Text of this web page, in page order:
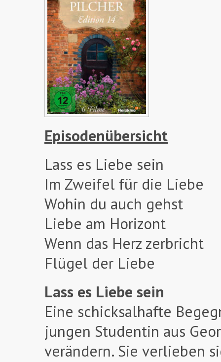
Episodenübersicht
Lass es Liebe sein
Im Zweifel für die Liebe
Wohin du auch gehst
Liebe am Horizont
Wenn das Herz zerbricht
Flügel der Liebe
Lass es Liebe sein
Eine schicksalhafte
jungen Studentin aus
verändern. Sie verlieben